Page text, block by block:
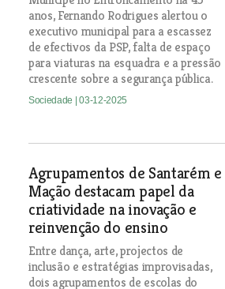
anos, Fernando Rodrigues alertou o
executivo municipal para a escassez
de efectivos da PSP, falta de espaço
para viaturas na esquadra e a pressão
crescente sobre a segurança pública.
Sociedade | 03-12-2025
Agrupamentos de Santarém e
Mação destacam papel da
criatividade na inovação e
reinvenção do ensino
Entre dança, arte, projectos de
inclusão e estratégias improvisadas,
dois agrupamentos de escolas do